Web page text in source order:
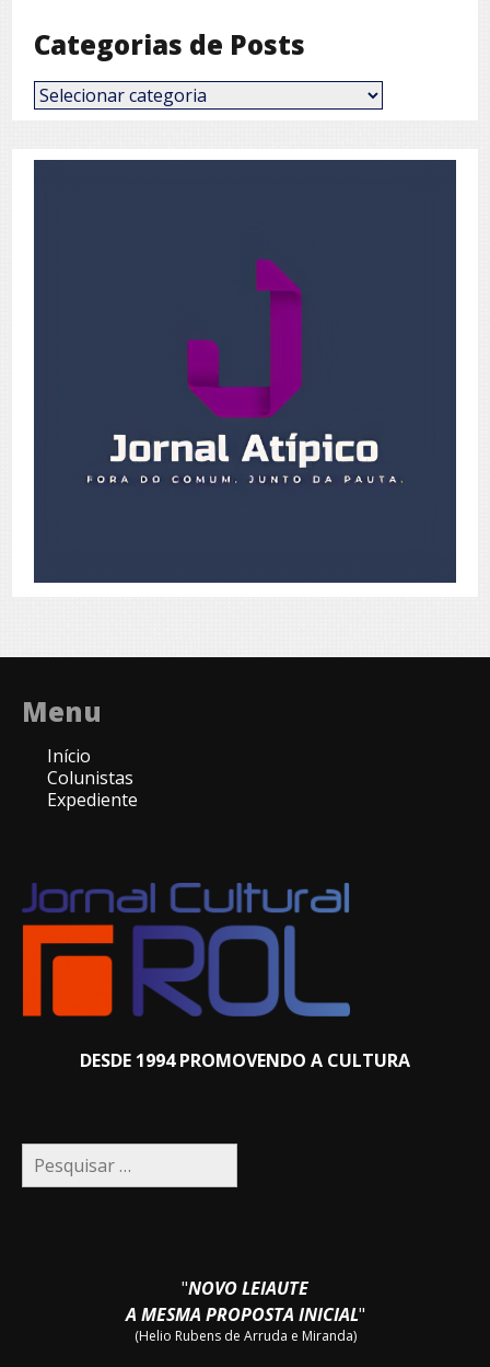
Categorias de Posts
Categorias
de
Menu
Início
Colunistas
Expediente
DESDE 1994 PROMOVENDO A CULTURA
Pesquisar
por:
"NOVO LEIAUTE
A MESMA PROPOSTA INICIAL"
(Helio Rubens de Arruda e Miranda)